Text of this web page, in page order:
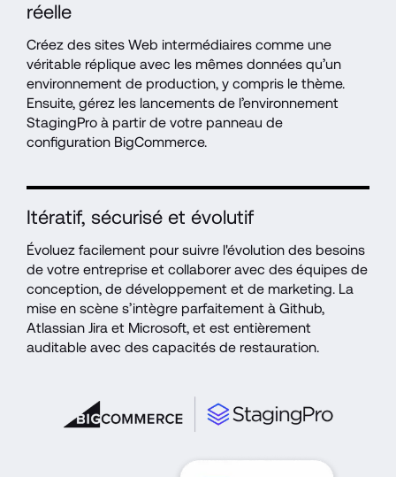
réelle
Créez des sites Web intermédiaires comme une
véritable réplique avec les mêmes données qu’un
environnement de production, y compris le thème.
Ensuite, gérez les lancements de l’environnement
StagingPro à partir de votre panneau de
configuration BigCommerce.
Itératif, sécurisé et évolutif
Évoluez facilement pour suivre l'évolution des besoins
de votre entreprise et collaborer avec des équipes de
conception, de développement et de marketing. La
mise en scène s’intègre parfaitement à Github,
Atlassian Jira et Microsoft, et est entièrement
auditable avec des capacités de restauration.